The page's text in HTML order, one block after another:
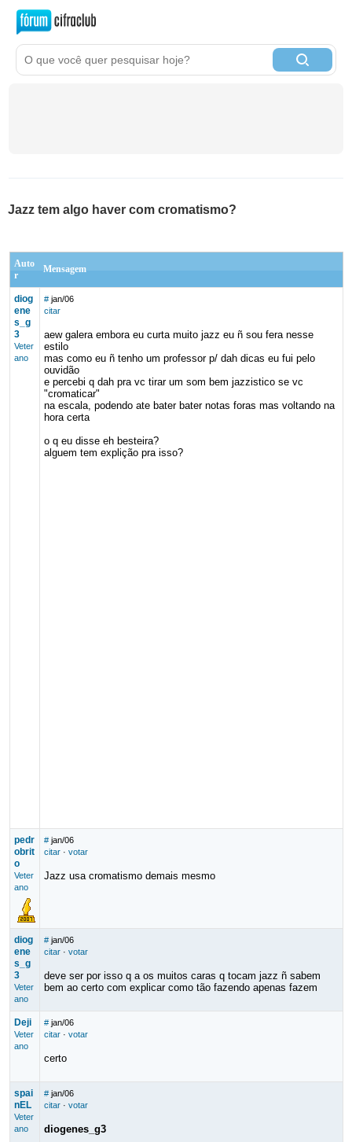
Jazz tem algo haver com cromatismo?
Auto
r
Mensagem
diog
ene
s_g
3
Veter
ano
# jan/06
citar
aew galera embora eu curta muito jazz eu ñ sou fera nesse
estilo
mas como eu ñ tenho um professor p/ dah dicas eu fui pelo
ouvidão
e percebi q dah pra vc tirar um som bem jazzistico se vc
"cromaticar"
na escala, podendo ate bater bater notas foras mas voltando na
hora certa
o q eu disse eh besteira?
alguem tem explição pra isso?
pedr
obrit
o
Veter
ano
# jan/06
citar· votar
Jazz usa cromatismo demais mesmo
diog
ene
s_g
3
Veter
ano
# jan/06
citar· votar
deve ser por isso q a os muitos caras q tocam jazz ñ sabem
bem ao certo com explicar como tão fazendo apenas fazem
Deji
Veter
ano
# jan/06
citar· votar
certo
spai
nEL
Veter
ano
# jan/06
citar· votar
diogenes_g3